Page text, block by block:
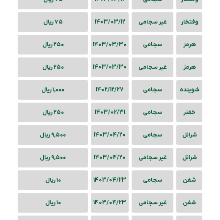
وفتخار غیر سجامی 1403/03/12 ۷۵ ریال
هرمز سجامی 1403/03/30 ۲۵۰ ریال
هرمز غیر سجامی 1403/03/30 ۲۵۰ ریال
شوینده سجامی 1402/12/27 ۱,۰۰۰ ریال
خفنر سجامی 1403/02/31 ۲۵۰ ریال
شرانل سجامی 1403/04/20 ۹,۵۰۰ ریال
شرانل غیر سجامی 1403/04/20 ۹,۵۰۰ ریال
شفن سجامی 1403/04/23 ۱۰ ریال
شفن غیر سجامی 1403/04/23 ۱۰ ریال